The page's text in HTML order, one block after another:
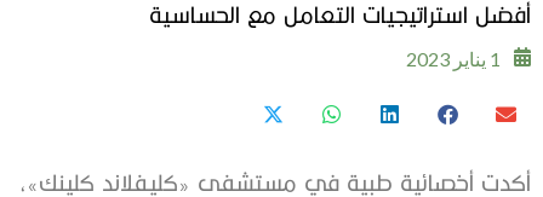
أفضل استراتيجيات التعامل مع الحساسية
1 يناير 2023
أكدت أخصائية طبية في مستشفى «كليفلاند كلينك»،